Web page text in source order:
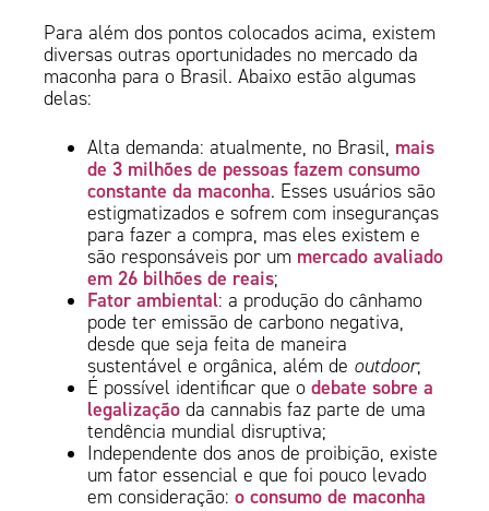
Para além dos pontos colocados acima, existem
diversas outras oportunidades no mercado da
maconha para o Brasil. Abaixo estão algumas
delas:
Alta demanda: atualmente, no Brasil, mais
de 3 milhões de pessoas fazem consumo
constante da maconha. Esses usuários são
estigmatizados e sofrem com inseguranças
para fazer a compra, mas eles existem e
são responsáveis por um mercado avaliado
em 26 bilhões de reais;
Fator ambiental: a produção do cânhamo
pode ter emissão de carbono negativa,
desde que seja feita de maneira
sustentável e orgânica, além de outdoor;
É possível identificar que odebate sobre a
legalização da cannabis faz parte de uma
tendência mundial disruptiva;
Independente dos anos de proibição, existe
um fator essencial e que foi pouco levado
em consideração:o consumo de maconha